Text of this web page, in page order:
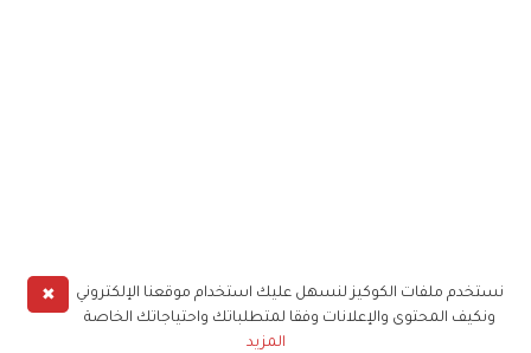
✖
نستخدم ملفات الكوكيز لنسهل عليك استخدام موقعنا الإلكتروني
ونكيف المحتوى والإعلانات وفقا لمتطلباتك واحتياجاتك الخاصة
المزيد